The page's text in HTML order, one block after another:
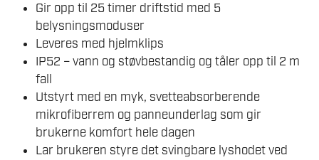
Gir opp til 25 timer driftstid med 5
belysningsmoduser
Leveres med hjelmklips
IP52 – vann og støvbestandig og tåler opp til 2 m
fall
Utstyrt med en myk, svetteabsorberende
mikrofiberrem og panneunderlag som gir
brukerne komfort hele dagen
Lar brukeren styre det svingbare lyshodet ved